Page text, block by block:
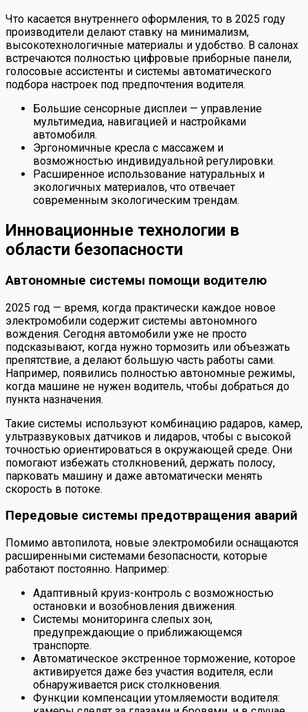
Что касается внутреннего оформления, то в 2025 году
производители делают ставку на минимализм,
высокотехнологичные материалы и удобство. В салонах
встречаются полностью цифровые приборные панели,
голосовые ассистенты и системы автоматического
подбора настроек под предпочтения водителя.
Большие сенсорные дисплеи — управление
мультимедиа, навигацией и настройками
автомобиля.
Эргономичные кресла с массажем и
возможностью индивидуальной регулировки.
Расширенное использование натуральных и
экологичных материалов, что отвечает
современным экологическим трендам.
Инновационные технологии в
области безопасности
Автономные системы помощи водителю
2025 год — время, когда практически каждое новое
электромобили содержит системы автономного
вождения. Сегодня автомобили уже не просто
подсказывают, когда нужно тормозить или объезжать
препятствие, а делают большую часть работы сами.
Например, появились полностью автономные режимы,
когда машине не нужен водитель, чтобы добраться до
пункта назначения.
Такие системы используют комбинацию радаров, камер,
ультразвуковых датчиков и лидаров, чтобы с высокой
точностью ориентироваться в окружающей среде. Они
помогают избежать столкновений, держать полосу,
парковать машину и даже автоматически менять
скорость в потоке.
Передовые системы предотвращения аварий
Помимо автопилота, новые электромобили оснащаются
расширенными системами безопасности, которые
работают постоянно. Например:
Адаптивный круиз-контроль с возможностью
остановки и возобновления движения.
Системы мониторинга слепых зон,
предупреждающие о приближающемся
транспорте.
Автоматическое экстренное торможение, которое
активируется даже без участия водителя, если
обнаруживается риск столкновения.
Функции компенсации утомляемости водителя: